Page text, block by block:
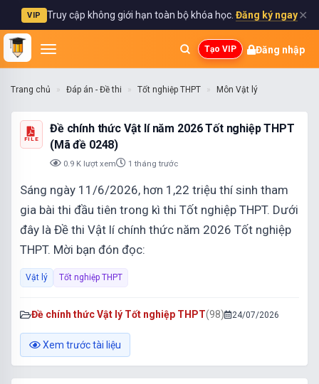
VIP Truy cập không giới hạn toàn bộ khóa học. Đăng ký ngay✕
Tạo VIP Đăng nhập
Trang chủ Đáp án - Đề thi Tốt nghiệp THPT Môn Vật lý
FILE
Đề chính thức Vật lí năm 2026 Tốt nghiệp THPT
(Mã đề 0248)
0.9 K lượt xem 1 tháng trước
Sáng ngày 11/6/2026, hơn 1,22 triệu thí sinh tham
gia bài thi đầu tiên trong kì thi Tốt nghiệp THPT. Dưới
đây là Đề thi Vật lí chính thức năm 2026 Tốt nghiệp
THPT. Mời bạn đón đọc:
Vật lý Tốt nghiệp THPT
Đề chính thức Vật lý Tốt nghiệp THPT(98) 24/07/2026
Xem trước tài liệu